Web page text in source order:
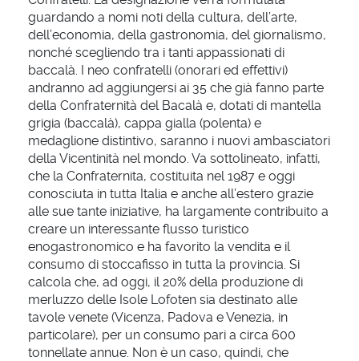
guardando a nomi noti della cultura, dell’arte,
dell’economia, della gastronomia, del giornalismo,
nonché scegliendo tra i tanti appassionati di
baccalà. I neo confratelli (onorari ed effettivi)
andranno ad aggiungersi ai 35 che già fanno parte
della Confraternità del Bacalà e, dotati di mantella
grigia (baccalà), cappa gialla (polenta) e
medaglione distintivo, saranno i nuovi ambasciatori
della Vicentinità nel mondo. Va sottolineato, infatti,
che la Confraternita, costituita nel 1987 e oggi
conosciuta in tutta Italia e anche all’estero grazie
alle sue tante iniziative, ha largamente contribuito a
creare un interessante flusso turistico
enogastronomico e ha favorito la vendita e il
consumo di stoccafisso in tutta la provincia. Si
calcola che, ad oggi, il 20% della produzione di
merluzzo delle Isole Lofoten sia destinato alle
tavole venete (Vicenza, Padova e Venezia, in
particolare), per un consumo pari a circa 600
tonnellate annue. Non è un caso, quindi, che